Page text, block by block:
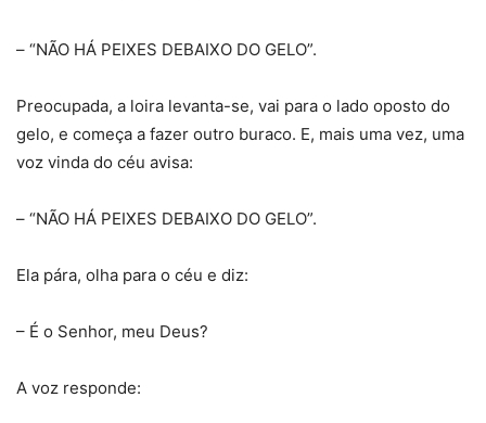
– “NÃO HÁ PEIXES DEBAIXO DO GELO”.
Preocupada, a loira levanta-se, vai para o lado oposto do
gelo, e começa a fazer outro buraco. E, mais uma vez, uma
voz vinda do céu avisa:
– “NÃO HÁ PEIXES DEBAIXO DO GELO”.
Ela pára, olha para o céu e diz:
– É o Senhor, meu Deus?
A voz responde: